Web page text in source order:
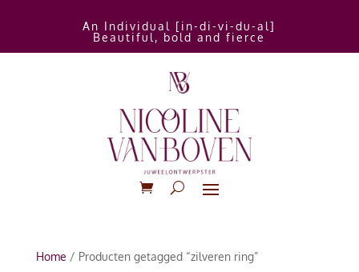
An Individual [in-di-vi-du-al]
Beautiful, bold and fierce
Home / Producten getagged “zilveren ring”